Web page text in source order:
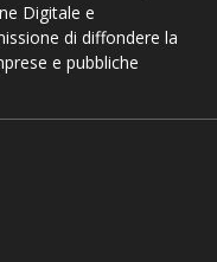
Digitale e
di diffondere la
e pubbliche